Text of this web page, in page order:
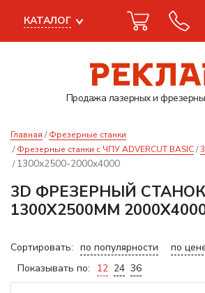
Продажа лазерныхи
КАТАЛОГ
Главная
Фрезерные станки
Фрезерные станки с ЧПУ ADVERCUT BASIC
1300x2500-2000x4000
3D ФРЕЗЕРНЫЙ СТАНОК
1300X2500ММ
Сортировать: по популярности
по
Показывать по:
12 24 36